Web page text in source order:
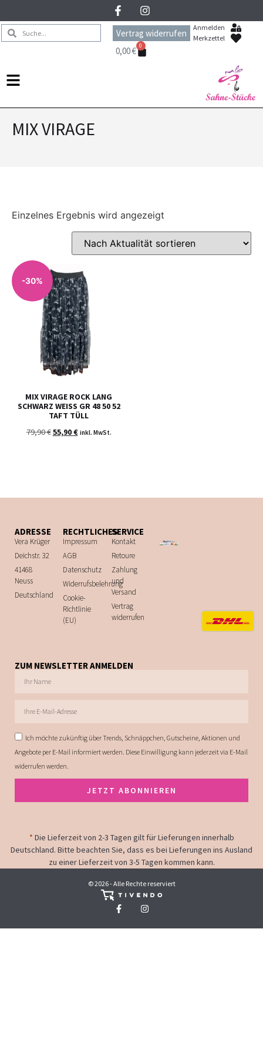
Vertrag widerrufen
Anmelden
Merkzettel
0,00€ 0
MIX VIRAGE
Einzelnes Ergebnis wird angezeigt
-30%
MIX VIRAGE ROCK LANG
SCHWARZ WEISS GR 48 50 52 T
AFT TÜLL
79,90€55,90€ inkl. MwSt.
ADRESSE
Vera Krüger
Deichstr. 32
41468
Neuss
Deutschland
RECHTLICHES
Impressum
AGB
Datenschutz
Widerrufsbelehrung
Cookie-
Richtlinie
(EU)
SERVICE
Kontakt
Retoure
Zahlung
und
Versand
Vertrag
widerrufen
ZUM NEWSLETTER ANMELDEN
Ich möchte zukünftig über Trends, Schnäppchen, Gutscheine, Aktionen und
Angebote per E-Mail informiert werden. Diese Einwilligung kann jederzeit via E-Mail
widerrufen werden.
JETZT ABONNIEREN
* Die Lieferzeit von 2-3 Tagen gilt für Lieferungen innerhalb
Deutschland. Bitte beachten Sie, dass es bei Lieferungen ins Ausland
zu einer Lieferzeit von 3-5 Tagen kommen kann.
© 2026 - Alle Rechte reserviert